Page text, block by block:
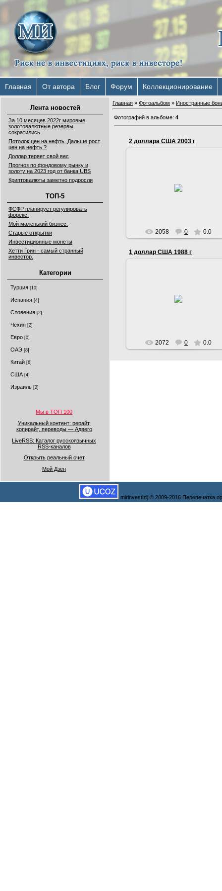
Главная От автора Блог Форум Коллекционирование
Лента новостей
За 10 месяцев 2022г мировые
золотовалютные резервы
сократились
Потолок цен на нефть. Дальше рост
цен на нефть ?
Доллар теряет свой вес
Прогноз по фондовому рынку и
золоту на 2023 год от банка UBS
Криптовалюты заметно подросли
ТОП-5
ФСФР планирует регулировать
форекс.
Мой маленький бизнес.
Старые открытки
Инвестиционные монеты
Хетти Грин - самый странный
инвестор.
Категории
Турция [10]
Испания [4]
Словения [2]
Чехия [2]
Евро [0]
ОАЭ [8]
Китай [6]
США [4]
Израиль [2]
Мы в ТОП 100
Уникальный контент: рерайт,
копирайт, переводы — Адвего
LiveRSS: Каталог русскоязычных
RSS-каналов
Открыть реальный счет
Мой Дзен
Главная » Фотоальбом » Иностранные
Фотографий в альбоме: 4
2 доллара США 2003 г
один из авторов Декларации
2058 0 0.0
1 доллар США 1988 г
президент США, Джордж
2072 0 0.0
mirinvestizij © 2009-2016 Перепечатка